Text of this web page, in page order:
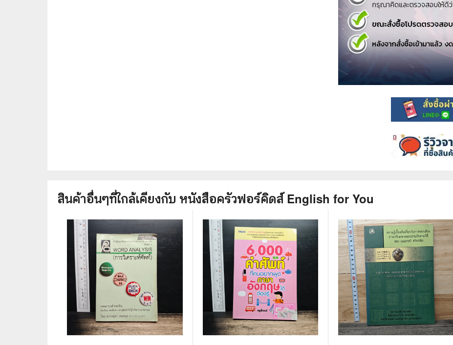
สินค้าอื่นๆที่ใกล้เคียงกับ หนังสือครัวฟอร์คิดส์ English for You
🦄 แฟนตาซี
🛸 ไซไฟ วิทยาศาสตร์
🌟 นิยายไลท์โนเวล
🏺 อิงประวัติศาสตร์
🏮 นิยายจีน
🌞 นิยายแจ่มใส
❤️ รัก โรแมนติก
💜 สนพ.Bly
การ์ตูนรายเดือน รายสัปดาห์
การ์ตูนแก๊ก
หนังสือการ์ตูนภาษาญี่ปุ่น
กล่อง BOXSET การ์ตูน
หนังสือการ์ตูน
ไอทีและเทคโนโลยี
นิตยสารเก่าราคาถูก
นางงามและการประกวด